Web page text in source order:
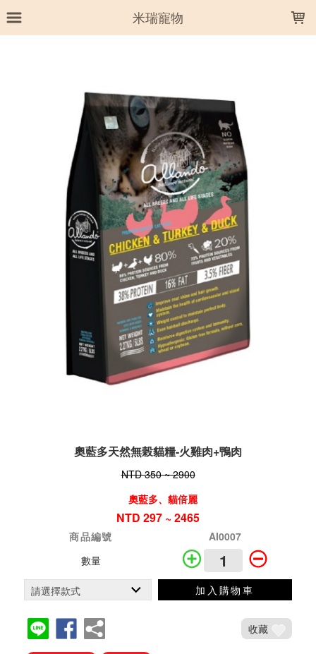
米瑞寵物
奧藍多天然無榖貓糧-火雞肉+鴨肉
NTD 350 ~ 2900
奧藍多、貓倍麗
NTD 297 ~ 2465
商品編號
AI0007
數量
加入購物車
收藏